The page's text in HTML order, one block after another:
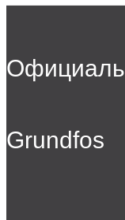
Grundfos